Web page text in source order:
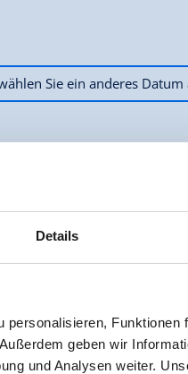
Details
geben wir
und Analysen weiter.
Sie ein anderes Datum
Apartments - Top 1
besteht aus